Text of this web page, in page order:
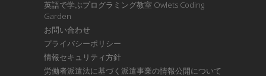
英語で学ぶプログラミング教室 Owlets Coding
Garden
お問い合わせ
プライバシーポリシー
情報セキュリティ方針
労働者派遣法に基づく派遣事業の情報公開について